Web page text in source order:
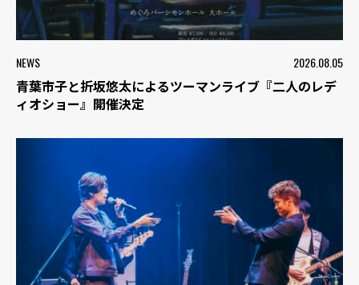
NEWS 2026.08.05
青葉市子と折坂悠太によるツーマンライブ『二人のレデ
ィオショー』開催決定